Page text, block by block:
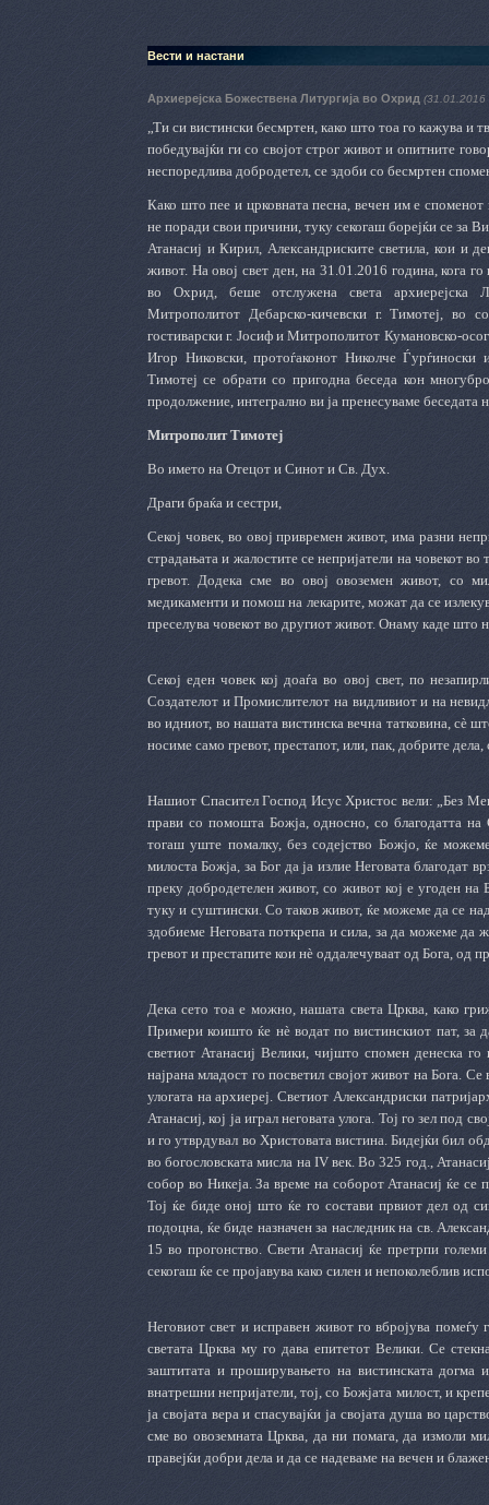
Вести и настани
Архиерејска Божествена Литургија во Охрид (31.01.2016
„Ти си вистински бесмртен, како што тоа го кажува и
победувајќи ги со својот строг живот и опитните
неспоредлива добродетел, се здоби со бесмртен
Како што пее и црковната песна, вечен им е
не поради свои причини, туку секогаш борејќи се за
Атанасиј и Кирил, Александриските светила, кои и
живот. На овој свет ден, на 31.01.2016 година, кога
во Охрид, беше отслужена света архиерејска
Митрополитот Дебарско-кичевски г. Тимотеј, во
гостиварски г. Јосиф и Митрополитот Кумановско-
Игор Никовски, протоѓаконот Николче
Тимотеј се обрати со пригодна беседа кон
продолжение, интегрално ви ја пренесуваме
Митрополит Тимотеј
Во името на Отецот и Синот и Св. Дух.
Драги браќа и сестри,
Секој човек, во овој привремен живот, има разни
страдањата и жалостите се непријатели на човекот во
гревот. Додека сме во овој овоземен живот, со
медикаменти и помош на лекарите, можат да се
преселува човекот во другиот живот. Онаму каде што
Секој еден човек кој доаѓа во овој свет, по
Создателот и Промислителот на видливиот и на
во идниот, во нашата вистинска вечна татковина, сè
носиме само гревот, престапот, или, пак, добрите
Нашиот Спасител Господ Исус Христос вели: „Без
прави со помошта Божја, односно, со благодатта
тогаш уште помалку, без содејство Божјо, ќе
милоста Божја, за Бог да ја излие Неговата благодат
преку добродетелен живот, со живот кој е угоден
туку и суштински. Со таков живот, ќе можеме да се
здобиеме Неговата поткрепа и сила, за да можеме да
гревот и престапите кои нè оддалечуваат од Бога, од
Дека сето тоа е можно, нашата света Црква, како
Примери коишто ќе нè водат по вистинскиот пат, за
светиот Атанасиј Велики, чијшто спомен денеска
најрана младост го посветил својот живот на Бога.
улогата на архиереј. Светиот Александриски
Атанасиј, кој ја играл неговата улога. Тој го зел под
и го утврдувал во Христовата вистина. Бидејќи бил
во богословската мисла на IV век. Во 325 год.,
собор во Никеја. За време на соборот Атанасиј ќе се
Тој ќе биде оној што ќе го состави првиот дел од
подоцна, ќе биде назначен за наследник на св.
15 во прогонство. Свети Атанасиј ќе претрпи
секогаш ќе се пројавува како силен и непоколеблив
Неговиот свет и исправен живот го вбројува
светата Црква му го дава епитетот Велики. Се
заштитата и проширувањето на вистинската
внатрешни непријатели, тој, со Божјата милост, и
ја својата вера и спасувајќи ја својата душа во
сме во овоземната Црква, да ни помага, да измоли
правејќи добри дела и да се надеваме на вечен и